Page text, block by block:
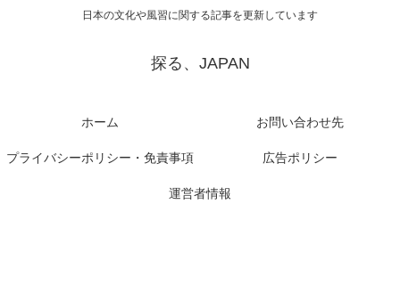
日本の文化や風習に関する記事を更新しています
探る、JAPAN
ホーム お問い合わせ先
プライバシーポリシー・免責事項 広告ポリシー
運営者情報